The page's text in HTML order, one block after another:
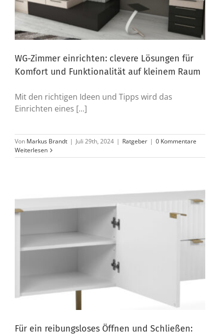
WG-Zimmer einrichten: clevere Lösungen für
Komfort und Funktionalität auf kleinem Raum
Mit den richtigen Ideen und Tipps wird das
Einrichten eines [...]
Von Markus Brandt | Juli 29th, 2024 | Ratgeber | 0 Kommentare
Weiterlesen
Für ein reibungsloses Öffnen und Schließen: